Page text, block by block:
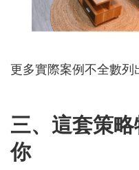
更多實際案例不全數列
三、這套策
你